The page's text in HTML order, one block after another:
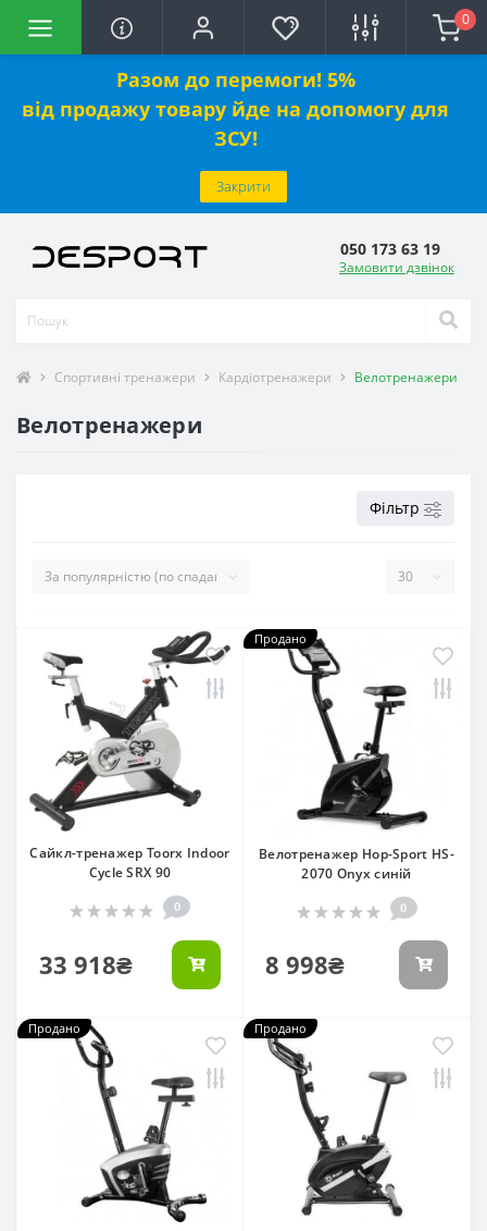
Разом до перемоги! 5%
від продажу товару йде на допомогу для
ЗСУ!
Закрити
0
050 173 63 19
Замовити дзвінок
Спортивні тренажери Кардіотренажери Велотренажери
Велотренажери
Фільтр
Сайкл-тренажер Toorx Indoor
Cycle SRX 90
0
33 918₴
Продано
Велотренажер Hop-Sport HS-
2070 Onyx синій
0
8 998₴
Продано Продано